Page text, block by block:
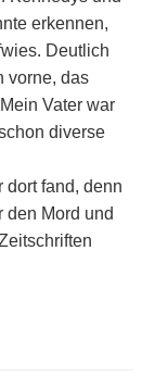
erkennen,
Deutlich
vorne, das
Vater war
diverse
dort fand, denn
den Mord und